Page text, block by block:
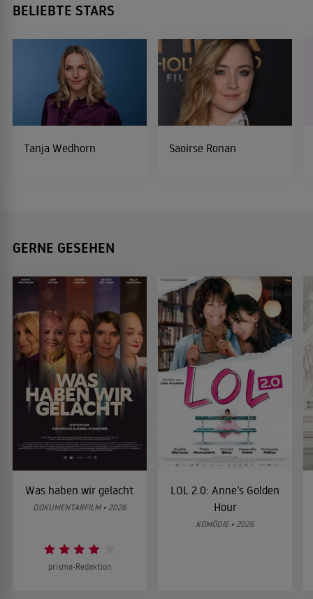
BELIEBTE STARS
Tanja Wedhorn Saoirse Ronan
GERNE GESEHEN
Was haben wir gelacht
DOKUMENTARFILM • 2026
prisma-Redaktion
LOL 2.0: Anne’s Golden
Hour
KOMÖDIE • 2026